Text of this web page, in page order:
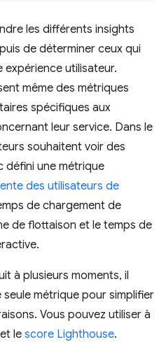
les différents insights
de déterminer ceux qui
utilisateur.
même des métriques
spécifiques aux
leur service. Dans le
souhaitent voir des
défini une métrique
des utilisateurs de
de chargement de
de flottaison et le temps de
à plusieurs moments, il
métrique pour simplifier
Vous pouvez utiliser à
et le score Lighthouse.